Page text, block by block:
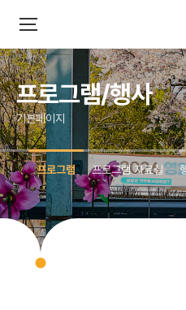
프로그램 프로그램 자료실
프로그램/행사
기본페이지